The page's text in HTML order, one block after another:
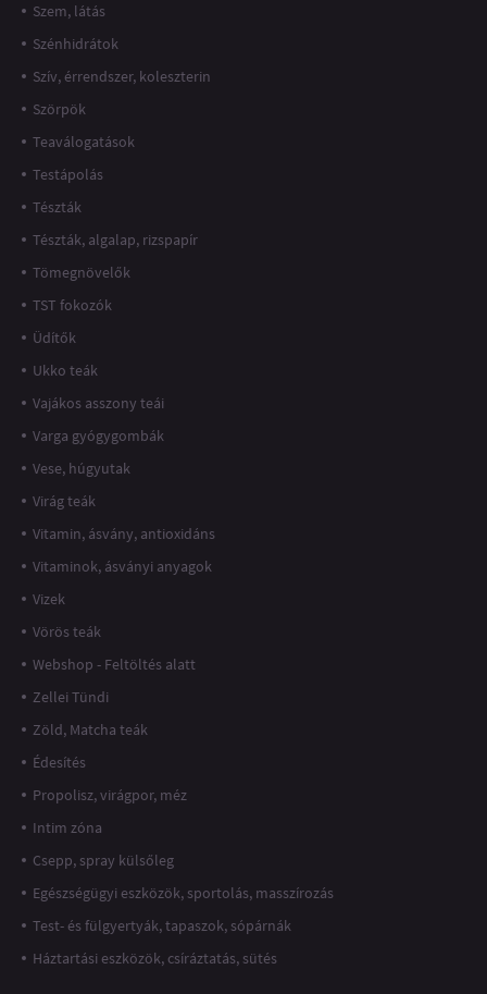
Szem, látás
Szénhidrátok
Szív, érrendszer, koleszterin
Szörpök
Teaválogatások
Testápolás
Tészták
Tészták, algalap, rizspapír
Tömegnövelők
TST fokozók
Üdítők
Ukko teák
Vajákos asszony teái
Varga gyógygombák
Vese, húgyutak
Virág teák
Vitamin, ásvány, antioxidáns
Vitaminok, ásványi anyagok
Vizek
Vörös teák
Webshop - Feltöltés alatt
Zellei Tündi
Zöld, Matcha teák
Édesítés
Propolisz, virágpor, méz
Intim zóna
Csepp, spray külsőleg
Egészségügyi eszközök, sportolás, masszírozás
Test- és fülgyertyák, tapaszok, sópárnák
Háztartási eszközök, csíráztatás, sütés